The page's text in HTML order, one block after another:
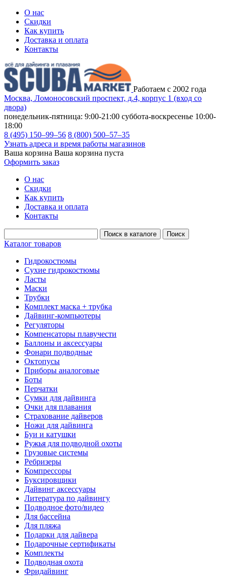
О нас
Скидки
Как купить
Доставка и оплата
Контакты
Работаем с 2002 года
Москва, Ломоносовский проспект, д.4, корпус 1 (вход со
двора)
понедельник-пятница: 9:00-21:00 суббота-воскресенье 10:00-
18:00
8 (495) 150–99–56 8 (800) 500–57–35
Узнать адреса и время работы магазинов
Ваша корзина Ваша корзина пуста
Оформить заказ
О нас
Скидки
Как купить
Доставка и оплата
Контакты
Каталог товаров
Гидрокостюмы
Сухие гидрокостюмы
Ласты
Маски
Трубки
Комплект маска + трубка
Дайвинг-компьютеры
Регуляторы
Компенсаторы плавучести
Баллоны и аксессуары
Фонари подводные
Октопусы
Приборы аналоговые
Боты
Перчатки
Сумки для дайвинга
Очки для плавания
Страхование дайверов
Ножи для дайвинга
Буи и катушки
Ружья для подводной охоты
Грузовые системы
Ребризеры
Компрессоры
Буксировщики
Дайвинг аксессуары
Литература по дайвингу
Подводное фото/видео
Для бассейна
Для пляжа
Подарки для дайвера
Подарочные сертификаты
Комплекты
Подводная охота
Фридайвинг